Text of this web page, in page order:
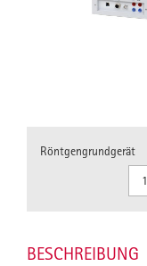
Röntgengrundgerät
BESCHREIBUNG